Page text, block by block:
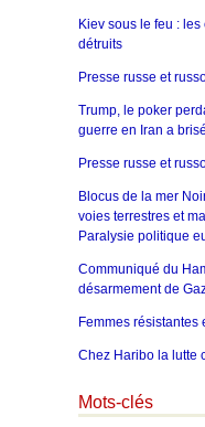
Kiev sous le feu :
détruits
Presse russe et
Trump, le poker
guerre en Iran a
Presse russe et
Blocus de la mer
voies terrestres et
Paralysie politique
Communiqué du
désarmement de
Femmes résistantes
Chez Haribo la lutte
Mots-clés